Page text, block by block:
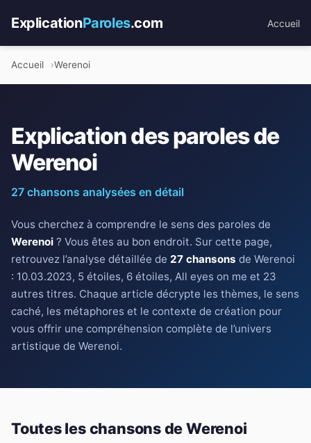
ExplicationParoles.com Accueil
Accueil Werenoi
Explication des paroles de
Werenoi
27 chansons analysées en détail
Vous cherchez à comprendre le sens des paroles de
Werenoi ? Vous êtes au bon endroit. Sur cette page,
retrouvez l’analyse détaillée de 27 chansons de Werenoi
: 10.03.2023, 5 étoiles, 6 étoiles, All eyes on me et 23
autres titres. Chaque article décrypte les thèmes, le sens
caché, les métaphores et le contexte de création pour
vous offrir une compréhension complète de l’univers
artistique de Werenoi.
Toutes les chansons de Werenoi